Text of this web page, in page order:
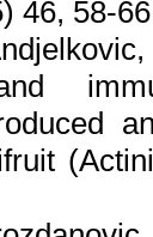
46, 58-